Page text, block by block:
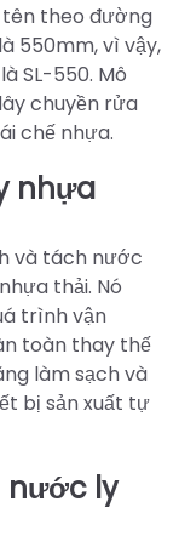
theo đường
550mm, vì vậy,
SL-550. Mô
chuyền rửa
chế nhựa.
nhựa
và tách nước
thải. Nó
trình vận
toàn thay thế
làm sạch và
bị sản xuất tự
nước ly